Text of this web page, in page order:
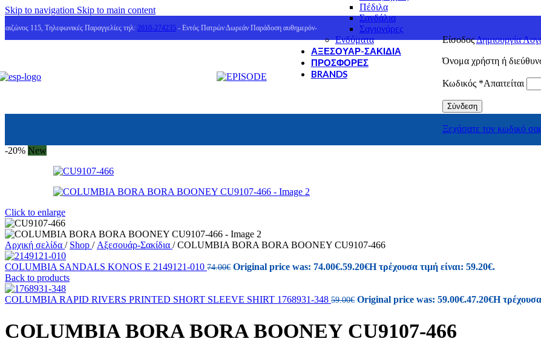
Skip to navigation Skip to main content
115, Τηλεφωνικές Παραγγελίες τηλ: 2610-274235 - Εντός Πατρών Δωρεάν Παράδοση αυθημερόν-
ΕίσοδοςΔημιουργία
Όνομα χρήστη ή
Κωδικός *Απαιτείται
Σύνδεση
Ξεχάσατε τον κωδικό
Πέδιλα
Σανδάλια
Σαγιονάρες
Ενδύματα
ΑΞΕΣΟΥΆΡ-ΣΑΚΊΔΙΑ
ΠΡΟΣΦΟΡΈΣ
BRANDS
GreenStep
NORTHSAILS
New Balance
Renato Garini
SAFE STEP
Sunni Sabbi
-20% New
Click to enlarge
Αρχική σελίδα / Shop / Αξεσουάρ-Σακίδια / COLUMBIA BORA BORA BOONEY CU9107-466
COLUMBIA SANDALS KONOS E 2149121-010 74.00€ Original price was: 74.00€.59.20€Η τρέχουσα τιμή είναι: 59.20€.
Back to products
COLUMBIA RAPID RIVERS PRINTED SHORT SLEEVE SHIRT 1768931-348 59.00€ Original price was: 59.00€.47.20€Η τρέχουσα
COLUMBIA BORA BORA BOONEY CU9107-466